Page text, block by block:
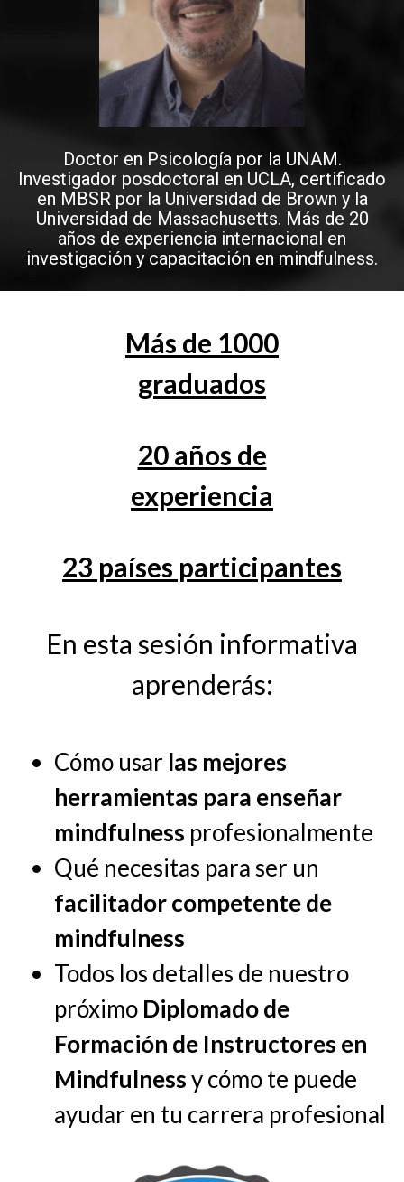
Doctor en Psicología por la UNAM.
Investigador posdoctoral en UCLA, certificado
en MBSR por la Universidad de Brown y la
Universidad de Massachusetts. Más de 20
años de experiencia internacional en
investigación y capacitación en mindfulness.
Más de 1000
graduados
20 años de
experiencia
23 países participantes
En esta sesión informativa
aprenderás:
Cómo usar las mejores
herramientas para enseñar
mindfulness profesionalmente
Qué necesitas para ser un
facilitador competente de
mindfulness
Todos los detalles de nuestro
próximo Diplomado de
Formación de Instructores en
Mindfulnessy cómo te puede
ayudar en tu carrera profesional